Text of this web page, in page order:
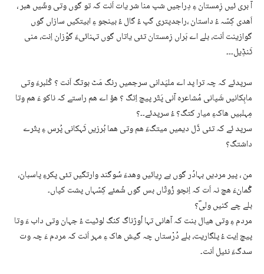
آ بری ئیں زِمستان ءِ دِراجیں شپ منا شر یات اَنت کہ تو گوں وتی وشّیں هبر ،
اَھدی کِسّہ ءُ داستان ،راجدپتری گپ ءُ گال ءُ بینجو ءِ ابیتکیں سازاں گوں
گوازینت اَنت، بلے اے بَراں زِمستان تئی یاتاں گوں تہنائیءَ گوْزان اِنت، منی
ٹَنڈِیل۔۔۔
سرپدئے کہ چہ ترا پد اے ملپَدانی سرجمیں رنگ مَٹ بوتگ اَنت ؟ کُلبرءَ وتی
ماہِکانیں شَپانی مُشاعرہ آنی پَتّر پیچ اِتگ ؟ ھؤ اے ھم راستے کہ ناکو ءَ ھم وتا
مِہلبیں ھاکءِ میار کتگ؟ ءُ سرپدئے۔۔؟
سرپد ئے کہ تئی ڈَل دیمیں میتگءَ ھم وتی هما بُرزیں ٹَہکانی پُرس ءِ پتّرے
داشتگ؟
من ، پیر مردیں بہادُر گوں بے رِیائیں وهدءَ سُوگند وارتگیں تئی پکرءِ پاسبان،
گُمانءَ ھچ نہ اَت کہ اِنچو زُوتّاں بس گوں شُمئے کِسّہاں پشت کپاں۔
بلے چے کنیں ولیؔ؟
مردم ءِ وتی ھیال بنت کہ آھانی تہا اُوژناگ کنگ لوٹیت ءُ جہان وتی داب ءَ وتا
پیچ اِیت ءُ پلگاریت، بلے دُرْستاں چہ گیش ھاک ءِ مہر اَنت کہ مردم ءَ چہ وت
سدگءَ نئیل اَنت۔